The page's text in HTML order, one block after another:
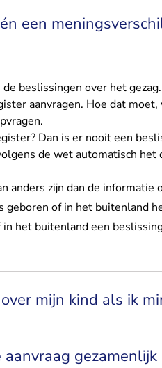
een
de beslissingen over het
aanvragen. Hoe dat
.
Dan is er nooit een
de wet automatisch het
anders zijn dan de informatie
geboren of in het buitenland
het buitenland een
mijn kind als ik